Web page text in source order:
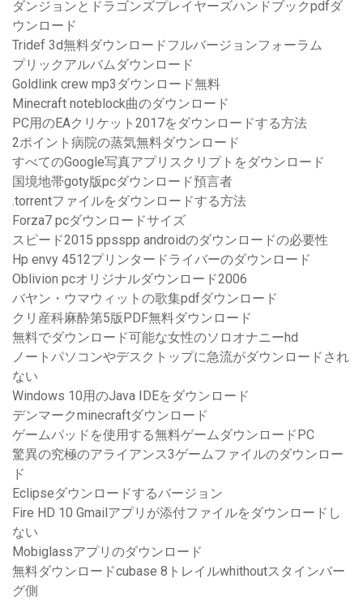
ダンジョンとドラゴンズプレイヤーズハンドブックpdfダ
ウンロード
Tridef 3d無料ダウンロードフルバージョンフォーラム
プリックアルバムダウンロード
Goldlink crew mp3ダウンロード無料
Minecraft noteblock曲のダウンロード
PC用のEAクリケット2017をダウンロードする方法
2ポイント病院の蒸気無料ダウンロード
すべてのGoogle写真アプリスクリプトをダウンロード
国境地帯goty版pcダウンロード預言者
.torrentファイルをダウンロードする方法
Forza7 pcダウンロードサイズ
スピード2015 ppsspp androidのダウンロードの必要性
Hp envy 4512プリンタードライバーのダウンロード
Oblivion pcオリジナルダウンロード2006
バヤン・ウマウィットの歌集pdfダウンロード
クリ産科麻酔第5版PDF無料ダウンロード
無料でダウンロード可能な女性のソロオナニーhd
ノートパソコンやデスクトップに急流がダウンロードされ
ない
Windows 10用のJava IDEをダウンロード
デンマークminecraftダウンロード
ゲームパッドを使用する無料ゲームダウンロードPC
驚異の究極のアライアンス3ゲームファイルのダウンロー
ド
Eclipseダウンロードするバージョン
Fire HD 10 Gmailアプリが添付ファイルをダウンロードし
ない
Mobiglassアプリのダウンロード
無料ダウンロードcubase 8トレイルwhithoutスタインバー
グ側